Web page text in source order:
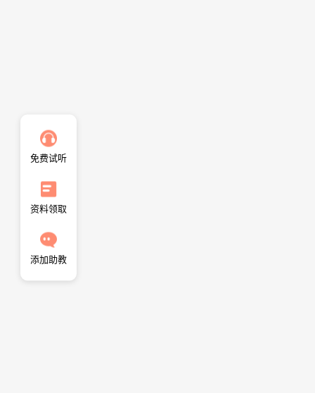
免费试听
资料领取
添加助教